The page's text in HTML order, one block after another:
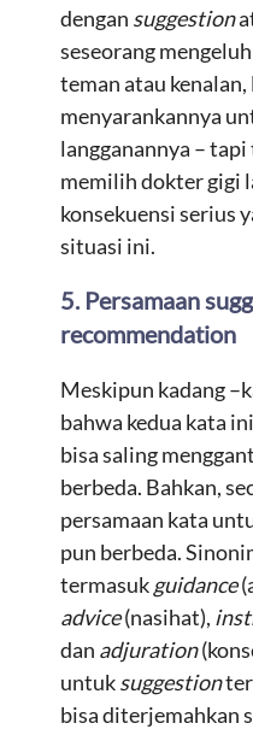
dengan suggestion
seseorang
teman atau
menyarankannya
langganannya –
memilih dokter gigi
konsekuensi serius
situasi ini.
5. Persamaan
recommendation
Meskipun kadang
bahwa kedua kata
bisa saling
berbeda. Bahkan,
persamaan kata
pun berbeda.
termasukguidance
advice(nasihat),
dan adjuration
untuksuggestion
bisa diterjemahkan